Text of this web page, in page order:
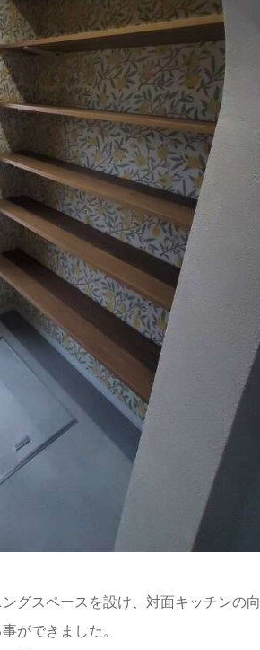
グスペースを設け、対面キッチンの向
ができました。